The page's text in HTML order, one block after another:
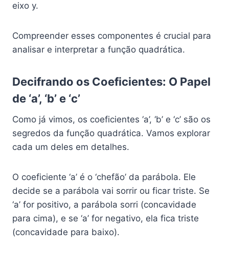
eixo y.
Compreender esses componentes é crucial para
analisar e interpretar a função quadrática.
Decifrando os Coeficientes: O Papel
de ‘a’, ‘b’ e ‘c’
Como já vimos, os coeficientes ‘a’, ‘b’ e ‘c’ são os
segredos da função quadrática. Vamos explorar
cada um deles em detalhes.
O coeficiente ‘a’ é o ‘chefão’ da parábola. Ele
decide se a parábola vai sorrir ou ficar triste. Se
‘a’ for positivo, a parábola sorri (concavidade
para cima), e se ‘a’ for negativo, ela fica triste
(concavidade para baixo).